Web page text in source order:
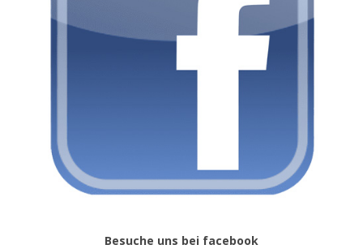
Besuche uns bei facebook